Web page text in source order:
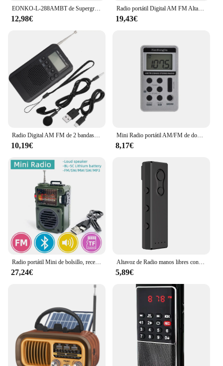
EONKO-L-288AMBT de Supergraves, Bluetooth, AM, Radio FM con TF, USB, AUX, manos libres, pantalla LED
12,98€
Radio portátil Digital AM FM Altavoz Bluetooth reproductor de MP3 estéreo tarjeta SD TF unidad USB llamada con manos libres altavoces recargables
19,43€
Radio Digital AM FM de 2 bandas, Sintonización Digital, Radio de bolsillo, pantalla ICD portátil, RECEPTOR ESTÉREO AM / FM
10,19€
Mini Radio portátil AM/FM de doble banda, receptor de Radio estéreo de bolsillo con pantalla LCD, auriculares y batería recargable
8,17€
Radio portátil Mini de bolsillo, receptor de banda completa, reproductor de música, compatible con Bluetooth, MP3, Spectrumlight, batería de tarjeta TF, FM, AM, MW, SW, WB
27,24€
Altavoz de Radio manos libres con diseño de Clip, receptor de Radio FM, Bluetooth 5,3, compatible con reproducción de tarjeta TF, disparo remoto por Bluetooth
5,89€